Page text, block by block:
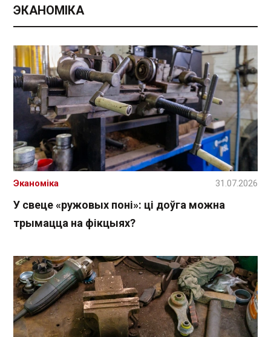
ЭКАНОМІКА
У свеце «ружовых поні»: ці доўга можна
трымацца на фікцыях?
Эканоміка 31.07.2026